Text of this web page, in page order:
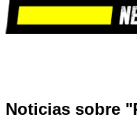
Noticias sobre